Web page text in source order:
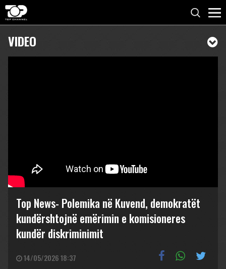
VIDEO
Top News- Polemika në Kuvend, demokratët
kundërshtojnë emërimin e komisioneres
kundër diskriminimit
14/05/2026 18:37